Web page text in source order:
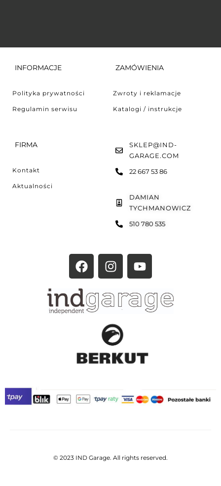
INFORMACJE
Polityka prywatności
Regulamin serwisu
ZAMÓWIENIA
Zwroty i reklamacje
Katalogi / instrukcje
FIRMA
Kontakt
Aktualności
SKLEP@IND-
GARAGE.COM
22 667 53 86
DAMIAN
TYCHMANOWICZ
510 780 535
© 2023 IND Garage. All rights reserved.